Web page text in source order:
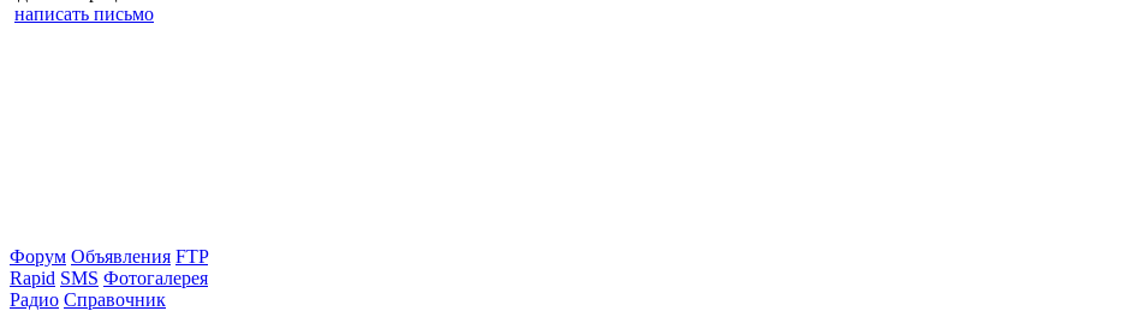
написать письмо
Форум Объявления FTP
Rapid SMS Фотогалерея
Радио Справочник